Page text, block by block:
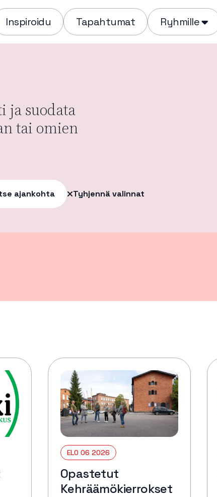
Inspiroidu Tapahtumat Ryhmille
ja suodata
tai omien
ajankohta Tyhjennä valinnat
ELO 06 2026
Opastetut
Kehräämökierrokset